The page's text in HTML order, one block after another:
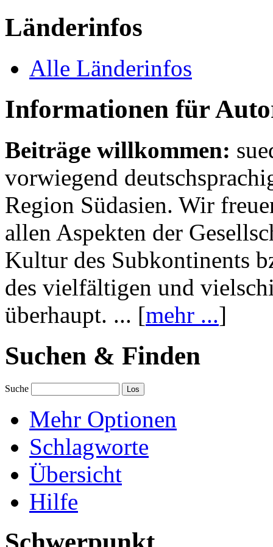
Länderinfos
Alle Länderinfos
Informationen für
Beiträge willkommen:
vorwiegend
Region Südasien. Wir
allen Aspekten der
Kultur des Subkontinents
des vielfältigen und
überhaupt. ... [mehr ...]
Suchen & Finden
Suche
Mehr Optionen
Schlagworte
Übersicht
Hilfe